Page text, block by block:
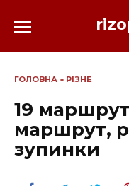
до
ГОЛОВНА » РІЗНЕ
19
маршрут,
зупинки